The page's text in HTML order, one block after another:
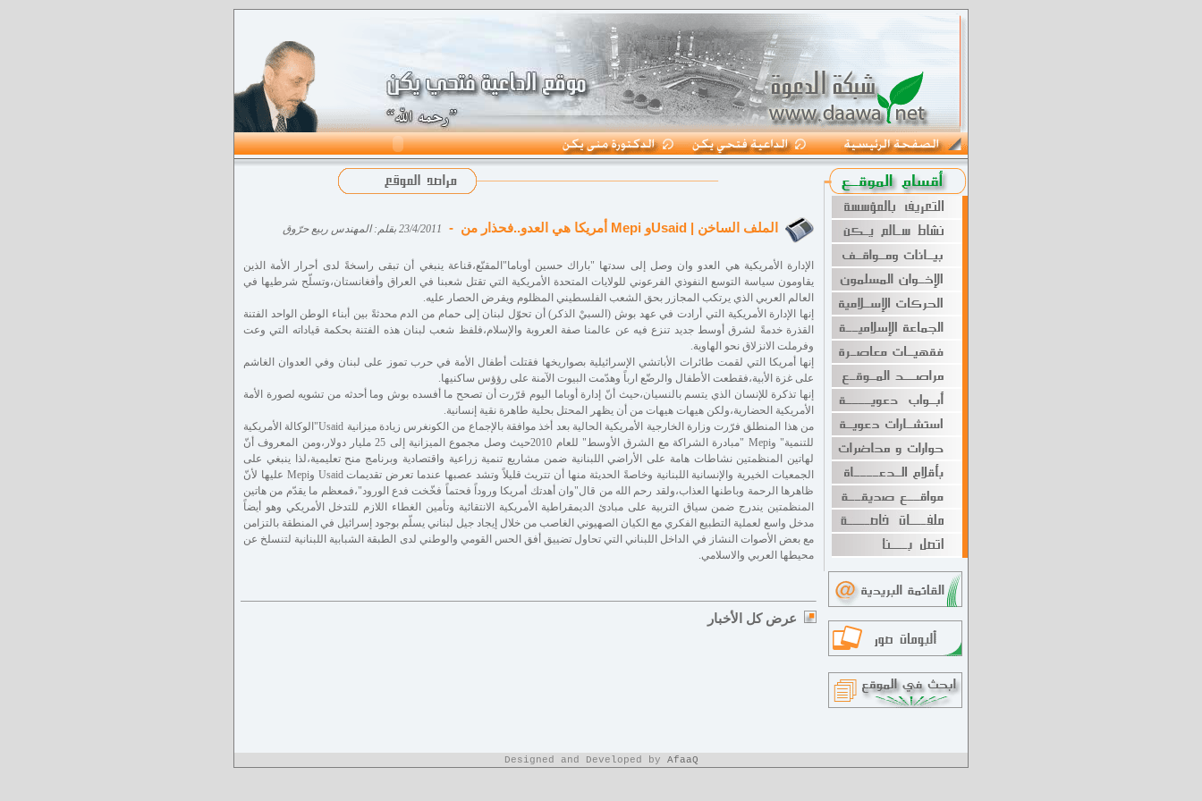
الملف الساخن | Usaidو Mepi أمريكا هي العدو..فحذار من - 23/4/2011 بقلم: المهندس ربيع حرّوق
الإدارة الأمريكية هي العدو وان وصل إلى سدتها "باراك حسين أوباما"المقنّع،قناعة ينبغي أن تبقى راسخةً لدى أحرار الأمة الذين
يقاومون سياسة التوسع النفوذي الفرعوني للولايات المتحدة الأمريكية التي تقتل شعبنا في العراق وأفغانستان،وتسلّح شرطيها في
العالم العربي الذي يرتكب المجازر بحق الشعب الفلسطيني المظلوم ويفرض الحصار عليه.
إنها الإدارة الأمريكية التي أرادت في عهد بوش (السبيْ الذكر) أن تحوّل لبنان إلى حمام من الدم محدثةً بين أبناء الوطن الواحد الفتنة
القذرة خدمةً لشرق أوسط جديد تنزع فيه عن عالمنا صفة العروبة والإسلام،فلفظ شعب لبنان هذه الفتنة بحكمة قياداته التي وعت
وفرملت الانزلاق نحو الهاوية.
إنها أمريكا التي لقمت طائرات الأباتشي الإسرائيلية بصواريخها فقتلت أطفال الأمة في حرب تموز على لبنان وفي العدوان الغاشم
على غزة الأبية،فقطعت الأطفال والرضّع ارباً وهدّمت البيوت الآمنة على رؤؤس ساكنيها.
إنها تذكرة للإنسان الذي يتسم بالنسيان،حيث أنّ إدارة أوباما اليوم قرّرت أن تصحح ما أفسده بوش وما أحدثه من تشويه لصورة الأمة
الأمريكية الحضارية،ولكن هيهات هيهات من أن يظهر المحتل بحلية طاهرة نقية إنسانية.
من هذا المنطلق فرّرت وزارة الخارجية الأمريكية الحالية بعد أخذ موافقة بالإجماع من الكونغرس زيادة ميزانية Usaid"الوكالة الأمريكية
للتنمية" وMepi "مبادرة الشراكة مع الشرق الأوسط" للعام 2010حيث وصل مجموع الميزانية إلى 25 مليار دولار،ومن المعروف أنّ
لهاتين المنظمتين نشاطات هامة على الأراضي اللبنانية ضمن مشاريع تنمية زراعية واقتصادية وبرنامج منح تعليمية،لذا ينبغي على
الجمعيات الخيرية والإنسانية اللبنانية وخاصةً الحديثة منها أن تتريث قليلاً وتشد عصبها عندما تعرض تقديمات Usaid وMepi عليها لأنّ
ظاهرها الرحمة وباطنها العذاب،ولقد رحم الله من قال"وان أهدتك أمريكا وروداً فحتماً فخّخت فدع الورود"،فمعظم ما يقدّم من هاتين
المنظمتين يندرج ضمن سياق التربية على مبادئ الديمقراطية الأمريكية الانتقائية وتأمين الغطاء اللازم للتدخل الأمريكي وهو أيضاً
مدخل واسع لعملية التطبيع الفكري مع الكيان الصهيوني الغاصب من خلال إيجاد جيل لبناني يسلّم بوجود إسرائيل في المنطقة بالتزامن
مع بعض الأصوات النشاز في الداخل اللبناني التي تحاول تضييق أفق الحس القومي والوطني لدى الطبقة الشبابية اللبنانية لتنسلخ عن
محيطها العربي والاسلامي.
عرض كل الأخبار
Designed and Developed by AfaaQ